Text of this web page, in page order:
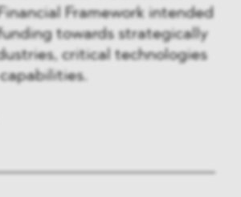
Framework intended
towards strategically
critical technologies